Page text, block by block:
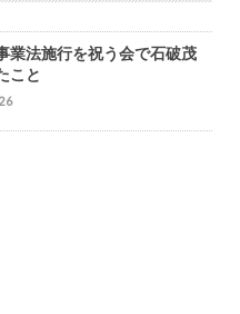
業法施行を祝う会で石破茂
こと